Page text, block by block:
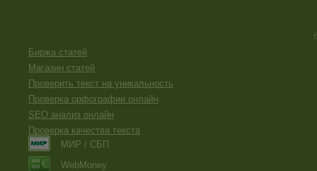
Биржа статей
Магазин статей
Проверить текст на уникальность
Проверка орфографии онлайн
SEO анализ онлайн
Проверка качества текста
МИР / СБП
WebMoney